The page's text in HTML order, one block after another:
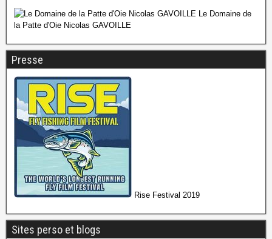
Le Domaine de
la Patte d'Oie Nicolas GAVOILLE
Presse
Rise Festival 2019
Sites perso et blogs